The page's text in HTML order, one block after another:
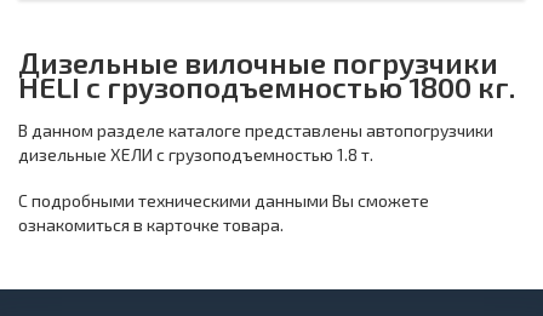
Дизельные вилочные погрузчики
HELI с грузоподъемностью 1800 кг.
В данном разделе каталоге представлены автопогрузчики
дизельные ХЕЛИ с грузоподъемностью 1.8 т.
С подробными техническими данными Вы сможете
ознакомиться в карточке товара.